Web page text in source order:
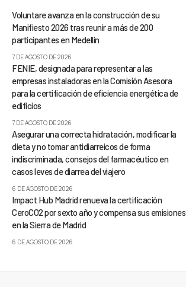
Voluntare avanza en la construcción de su
Manifiesto 2026 tras reunir a más de 200
participantes en Medellín
7 DE AGOSTO DE 2026
FENIE, designada para representar a las
empresas instaladoras en la Comisión Asesora
para la certificación de eficiencia energética de
edificios
7 DE AGOSTO DE 2026
Asegurar una correcta hidratación, modificar la
dieta y no tomar antidiarreicos de forma
indiscriminada, consejos del farmacéutico en
casos leves de diarrea del viajero
6 DE AGOSTO DE 2026
Impact Hub Madrid renueva la certificación
CeroCO2 por sexto año y compensa sus emisiones
en la Sierra de Madrid
6 DE AGOSTO DE 2026